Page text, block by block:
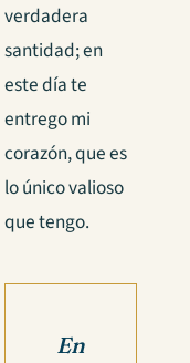
verdadera
santidad; en
este día te
entrego mi
corazón, que es
lo único valioso
que tengo.
En